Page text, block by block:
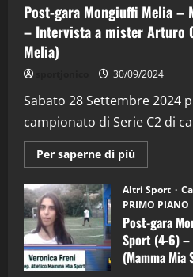
Post-gara Mongiuffi Melia –
– Intervista a mister Arturo
Melia)
30/09/2024
Sabato 28 Settembre 2024
campionato di Serie C2 di
Per saperne di più
Post-
gara
Mongiuffi
Melia
–
Mamma
Mia
Sport
Altri Sport
PRIMO PIANO
Post-gara
Sport (4-6) –
(Mamma Mia
2
(Martedi 28
28/04/2026
3
"SportEmpire"
(Martedi 21
21/04/2026